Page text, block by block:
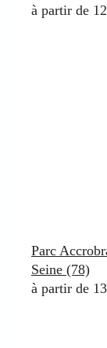
à partir de
Parc
Seine (78)
à partir de